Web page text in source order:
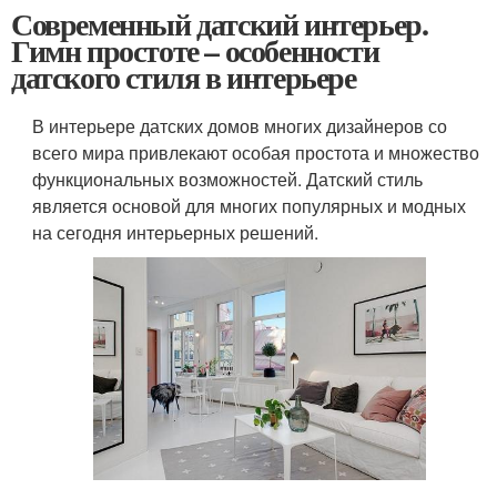
Современный датский интерьер.
Гимн простоте – особенности
датского стиля в интерьере
В интерьере датских домов многих дизайнеров со
всего мира привлекают особая простота и множество
функциональных возможностей. Датский стиль
является основой для многих популярных и модных
на сегодня интерьерных решений.